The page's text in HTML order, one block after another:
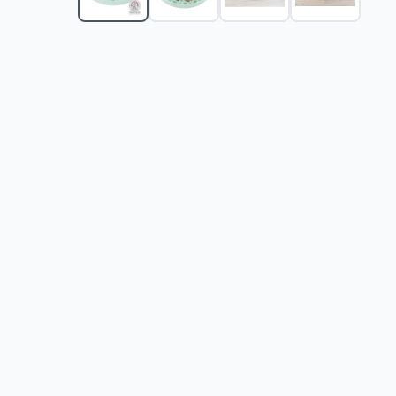
Granule za Pse Junetina Bonami Semenarna